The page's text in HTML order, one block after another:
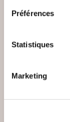
Préférences
Statistiques
Marketing